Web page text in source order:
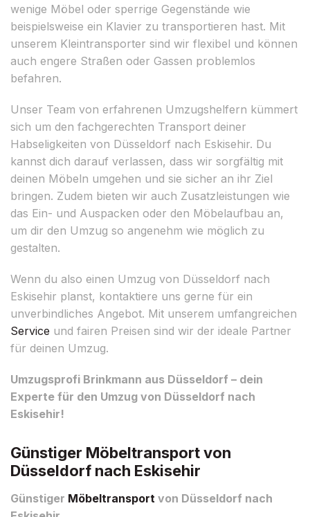
wenige Möbel oder sperrige Gegenstände wie
beispielsweise ein Klavier zu transportieren hast. Mit
unserem Kleintransporter sind wir flexibel und können
auch engere Straßen oder Gassen problemlos
befahren.
Unser Team von erfahrenen Umzugshelfern kümmert
sich um den fachgerechten Transport deiner
Habseligkeiten von Düsseldorf nach Eskisehir. Du
kannst dich darauf verlassen, dass wir sorgfältig mit
deinen Möbeln umgehen und sie sicher an ihr Ziel
bringen. Zudem bieten wir auch Zusatzleistungen wie
das Ein- und Auspacken oder den Möbelaufbau an,
um dir den Umzug so angenehm wie möglich zu
gestalten.
Wenn du also einen Umzug von Düsseldorf nach
Eskisehir planst, kontaktiere uns gerne für ein
unverbindliches Angebot. Mit unserem umfangreichen
Service und fairen Preisen sind wir der ideale Partner
für deinen Umzug.
Umzugsprofi Brinkmann aus Düsseldorf – dein
Experte für den Umzug von Düsseldorf nach
Eskisehir!
Günstiger Möbeltransport von
Düsseldorf nach Eskisehir
Günstiger Möbeltransport von Düsseldorf nach